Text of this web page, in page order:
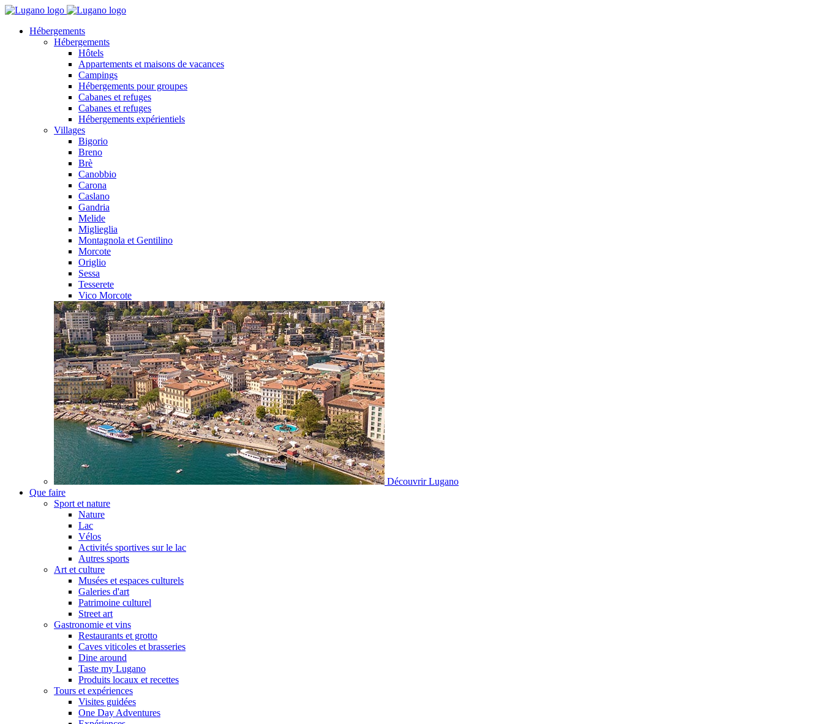
Hébergements
Hébergements
Hôtels
Appartements et maisons de vacances
Campings
Hébergements pour groupes
Cabanes et refuges
Cabanes et refuges
Hébergements expérientiels
Villages
Bigorio
Breno
Brè
Canobbio
Carona
Caslano
Gandria
Melide
Miglieglia
Montagnola et Gentilino
Morcote
Origlio
Sessa
Tesserete
Vico Morcote
Découvrir Lugano
Que faire
Sport et nature
Nature
Lac
Vélos
Activités sportives sur le lac
Autres sports
Art et culture
Musées et espaces culturels
Galeries d'art
Patrimoine culturel
Street art
Gastronomie et vins
Restaurants et grotto
Caves viticoles et brasseries
Dine around
Taste my Lugano
Produits locaux et recettes
Tours et expériences
Visites guidées
One Day Adventures